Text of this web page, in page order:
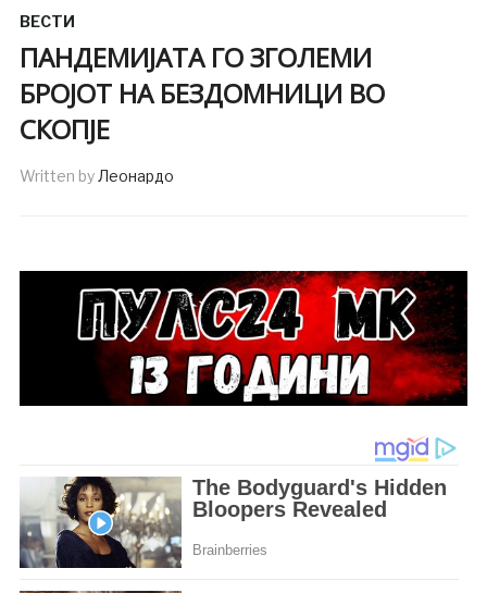
ВЕСТИ
ПАНДЕМИЈАТА ГО ЗГОЛЕМИ
БРОЈОТ НА БЕЗДОМНИЦИ ВО
СКОПЈЕ
Written byЛеонардо